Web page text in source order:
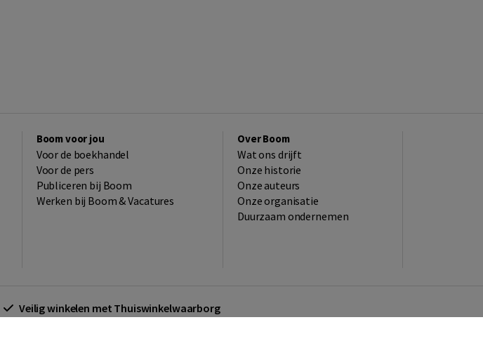
Boom voor jou
Voor de boekhandel
Voor de pers
Publiceren bij Boom
Werken bij Boom & Vacatures
Over Boom
Wat ons drijft
Onze historie
Onze auteurs
Onze organisatie
Duurzaam ondernemen
Veilig winkelen met Thuiswinkelwaarborg